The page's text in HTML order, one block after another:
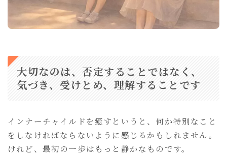
大切なのは、否定することではなく、
気づき、受けとめ、理解することです
インナーチャイルドを癒すというと、何か特別なこと
をしなければならないように感じるかもしれません。
けれど、最初の一歩はもっと静かなものです。